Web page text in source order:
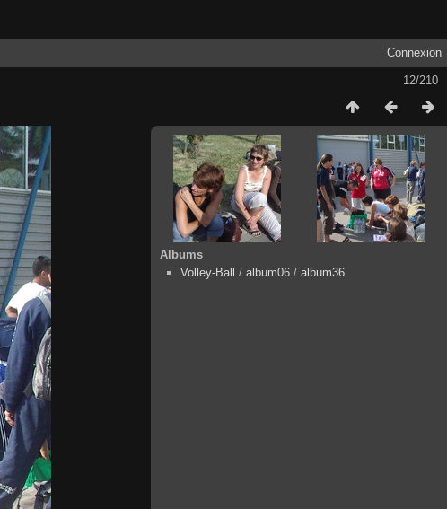
Connexion
12/210
Albums
Volley-Ball
/ album06 / album36